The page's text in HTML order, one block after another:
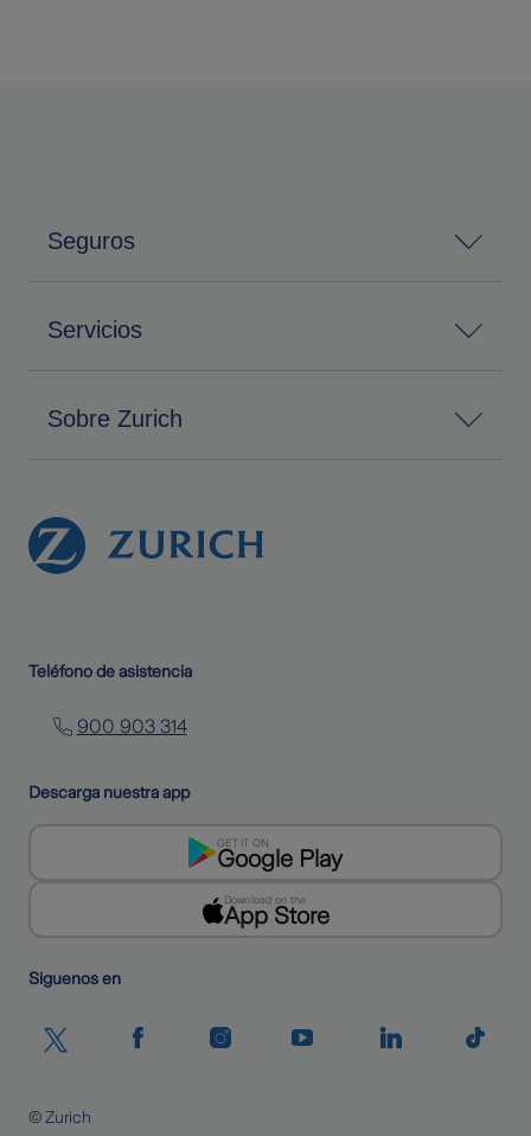
Seguros
Servicios
Sobre Zurich
Teléfono de asistencia
900 903 314
Descarga nuestra app
GET IT ON
Google Play
Download on the
App Store
Siguenos en
© Zurich